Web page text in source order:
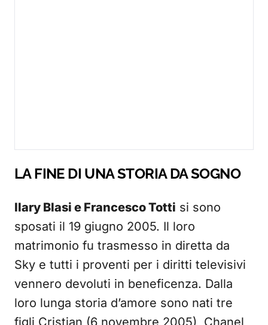
LA FINE DI UNA STORIA DA SOGNO
Ilary Blasi e Francesco Totti si sono
sposati il 19 giugno 2005. Il loro
matrimonio fu trasmesso in diretta da
Sky e tutti i proventi per i diritti televisivi
vennero devoluti in beneficenza. Dalla
loro lunga storia d’amore sono nati tre